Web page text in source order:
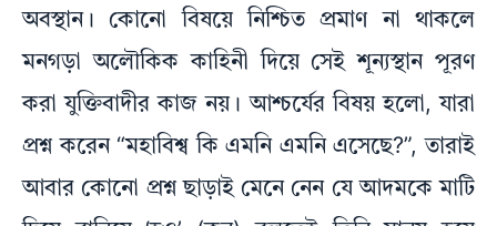
অবস্থান। কোনো বিষয়ে নিশ্চিত প্রমাণ না থাকলে
মনগড়া অলৌকিক কাহিনী দিয়ে সেই শূন্যস্থান পূরণ
করা যুক্তিবাদীর কাজ নয়। আশ্চর্যের বিষয় হলো, যারা
প্রশ্ন করেন “মহাবিশ্ব কি এমনি এমনি এসেছে?”, তারাই
আবার কোনো প্রশ্ন ছাড়াই মেনে নেন যে আদমকে মাটি